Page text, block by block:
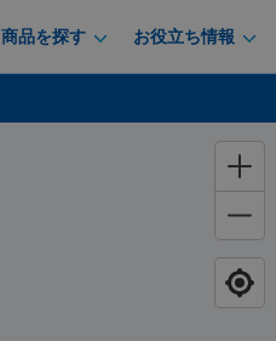
商品を探す お役立ち情報